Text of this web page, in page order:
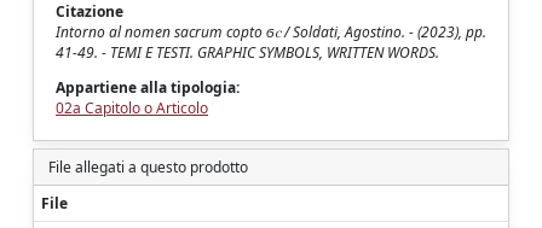
Citazione
Intorno al nomen sacrum copto ϭⲥ / Soldati, Agostino. - (2023), pp.
41-49. - TEMI E TESTI. GRAPHIC SYMBOLS, WRITTEN WORDS.
Appartiene alla tipologia:
02a Capitolo o Articolo
File allegati a questo prodotto
File